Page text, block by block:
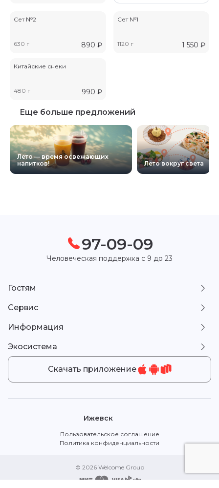
Сет №2
890 ₽
630 г
Сет №1
1 550 ₽
1120 г
Китайские снеки
990 ₽
480 г
Еще больше предложений
Лето — время освежающих
напитков!
Лето вокруг света
97-09-09
Человеческая поддержка с 9 до 23
Гостям
Сервис
Информация
Экосистема
Скачать приложение
Ижевск
Пользовательское соглашение
Политика конфиденциальности
© 2026 Welcome Group